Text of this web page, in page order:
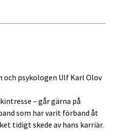
psykologen Ulf Karl Olov
– går gärna på
som har varit förband åt
tidigt skede av hans karriär.